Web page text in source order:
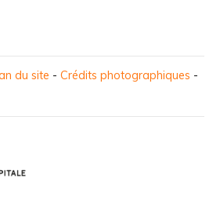
du site - Crédits photographiques -